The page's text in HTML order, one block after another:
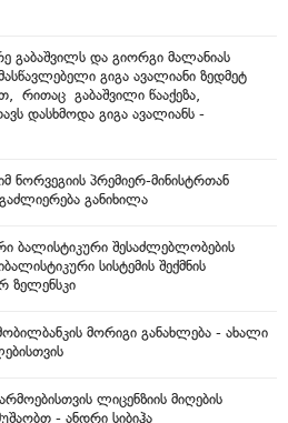
გაბაშვილს და გიორგი მალანიას
გიგა ავალიანი ზედმეტ
რითაც გაბაშვილი წააქეზა,
დასხმოდა გიგა ავალიანს -
ნორვეგიის პრემიერ-მინისტრთან
განიხილა
ბალისტიკური შესაძლებლობების
სისტემის შექმნის
ზელენსკი
მორიგი განახლება - ახალი
ლიცენზიის მიღების
- ანდრი სიბიჰა